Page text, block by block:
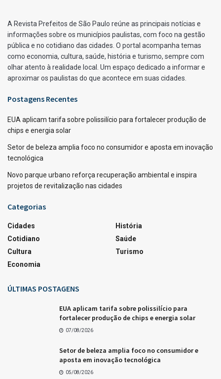
A Revista Prefeitos de São Paulo reúne as principais notícias e
informações sobre os municípios paulistas, com foco na gestão
pública e no cotidiano das cidades. O portal acompanha temas
como economia, cultura, saúde, história e turismo, sempre com
olhar atento à realidade local. Um espaço dedicado a informar e
aproximar os paulistas do que acontece em suas cidades.
Postagens Recentes
EUA aplicam tarifa sobre polissilício para fortalecer produção de
chips e energia solar
Setor de beleza amplia foco no consumidor e aposta em inovação
tecnológica
Novo parque urbano reforça recuperação ambiental e inspira
projetos de revitalização nas cidades
Categorias
Cidades
Cotidiano
Cultura
Economia
História
Saúde
Turismo
ÚLTIMAS POSTAGENS
EUA aplicam tarifa sobre polissilício para
fortalecer produção de chips e energia solar
07/08/2026
Setor de beleza amplia foco no consumidor e
aposta em inovação tecnológica
05/08/2026